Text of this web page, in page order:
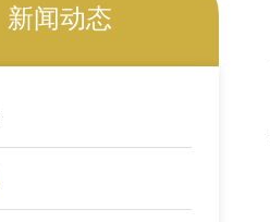
新闻动态